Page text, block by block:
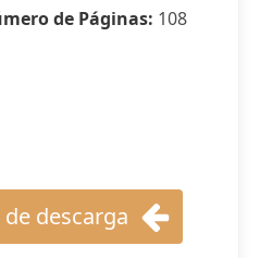
de Páginas: 108
descarga